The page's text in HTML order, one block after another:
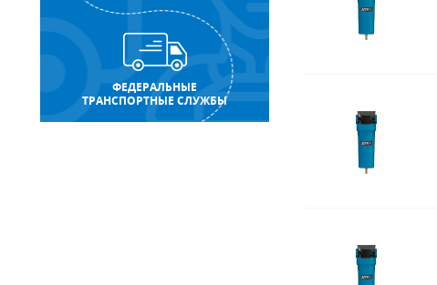
ФЕДЕРАЛЬНЫЕ
ТРАНСПОРТНЫЕ СЛУЖБЫ